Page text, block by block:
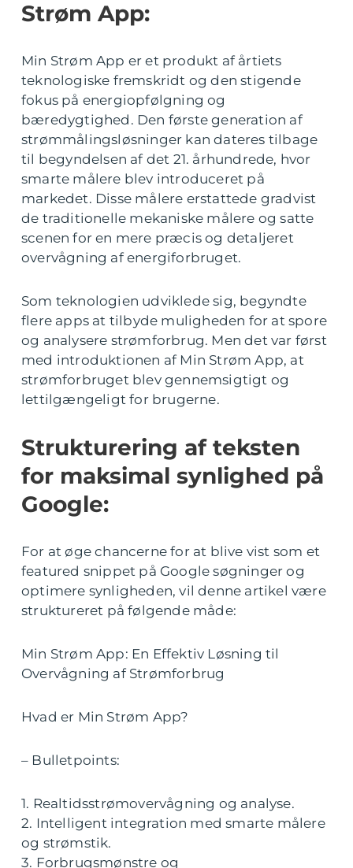
Strøm App:
Min Strøm App er et produkt af årtiets
teknologiske fremskridt og den stigende
fokus på energiopfølgning og
bæredygtighed. Den første generation af
strømmålingsløsninger kan dateres tilbage
til begyndelsen af det 21. århundrede, hvor
smarte målere blev introduceret på
markedet. Disse målere erstattede gradvist
de traditionelle mekaniske målere og satte
scenen for en mere præcis og detaljeret
overvågning af energiforbruget.
Som teknologien udviklede sig, begyndte
flere apps at tilbyde muligheden for at spore
og analysere strømforbrug. Men det var først
med introduktionen af Min Strøm App, at
strømforbruget blev gennemsigtigt og
lettilgængeligt for brugerne.
Strukturering af teksten
for maksimal synlighed på
Google:
For at øge chancerne for at blive vist som et
featured snippet på Google søgninger og
optimere synligheden, vil denne artikel være
struktureret på følgende måde:
Min Strøm App: En Effektiv Løsning til
Overvågning af Strømforbrug
Hvad er Min Strøm App?
– Bulletpoints:
1. Realtidsstrømovervågning og analyse.
2. Intelligent integration med smarte målere
og strømstik.
3. Forbrugsmønstre og